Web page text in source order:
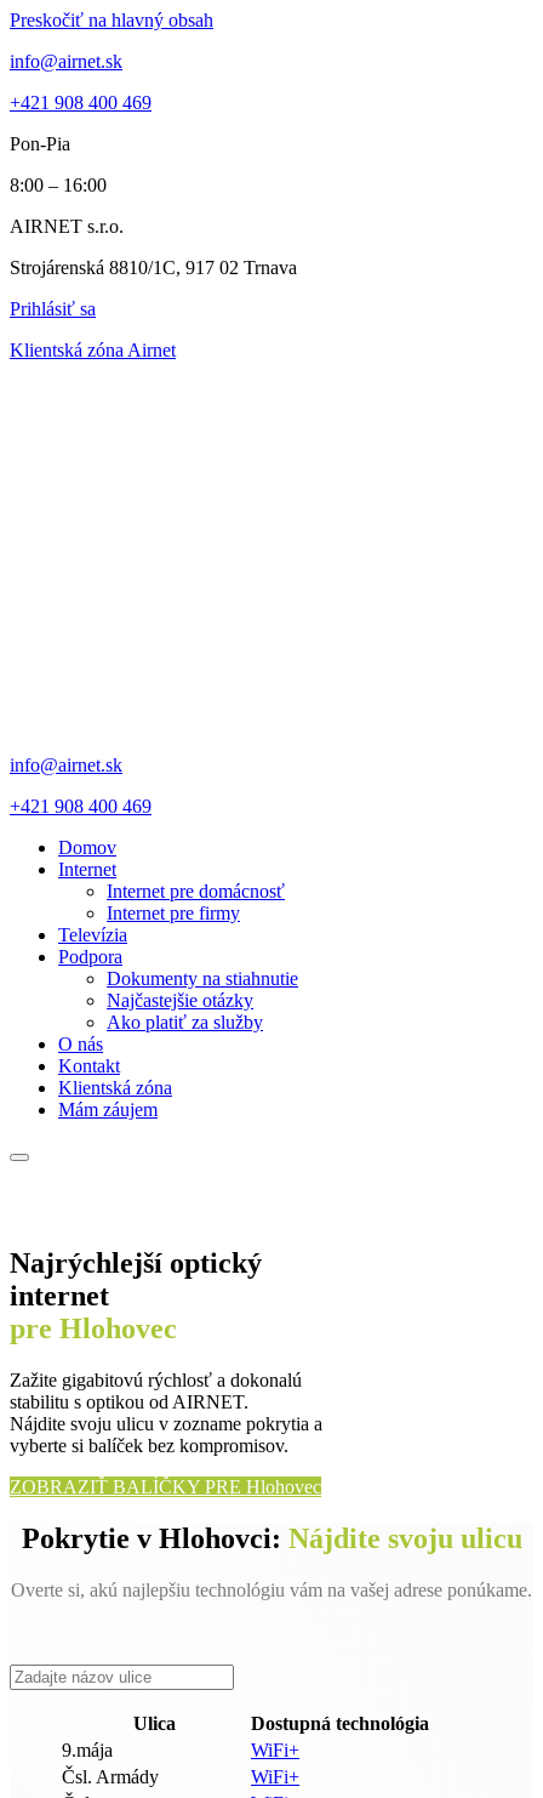
Preskočiť na hlavný obsah
info@airnet.sk
+421 908 400 469
Pon-Pia
8:00 – 16:00
AIRNET s.r.o.
Strojárenská 8810/1C, 917 02 Trnava
Prihlásiť sa
Klientská zóna Airnet
info@airnet.sk
+421 908 400 469
Domov
Internet
Internet pre domácnosť
Internet pre firmy
Televízia
Podpora
Dokumenty na stiahnutie
Najčastejšie otázky
Ako platiť za služby
O nás
Kontakt
Klientská zóna
Mám záujem
Najrýchlejší optický
internet
pre Hlohovec
Zažite gigabitovú rýchlosť a dokonalú
stabilitu s optikou od AIRNET.
Nájdite svoju ulicu v zozname pokrytia a
vyberte si balíček bez kompromisov.
ZOBRAZIŤ BALÍČKY PRE Hlohovec
Pokrytie v Hlohovci: Nájdite svoju ulicu
Overte si, akú najlepšiu technológiu vám na vašej adrese ponúkame.
Ulica
Dostupná technológia
9.mája
WiFi+
Čsl. Armády
WiFi+